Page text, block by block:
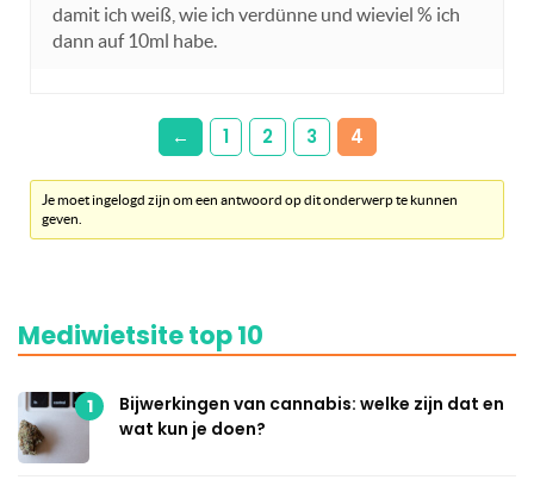
damit ich weiß, wie ich verdünne und wieviel % ich
dann auf 10ml habe.
← 1 2 3 4
Je moet ingelogd zijn om een antwoord op dit onderwerp te kunnen
geven.
Mediwietsite top 10
1
Bijwerkingen van cannabis: welke zijn dat en
wat kun je doen?